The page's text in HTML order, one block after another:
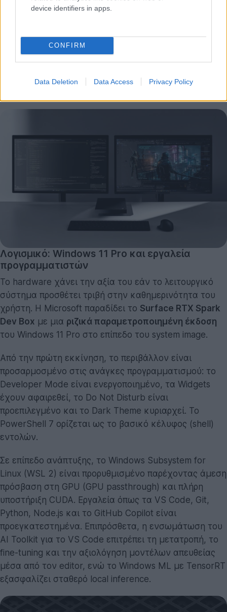
device identifiers in apps.
CONFIRM
Data Deletion Data Access Privacy Policy
ολοκλήρου ως σύστημα ψύξης. Η συγκεκριμένη
να διαχειριστεί απαιτητικό φόρτο εργασίας, όπως
μακροχρόνια training jobs, μεγάλες διαδικασίες
παρατηρείται thermal throttling που μειώνει
Λογισμικό: Windows 11 Pro και εργαλεία
προγραμματιστών
Το hardware χάνει την αξία του εάν το λειτουργικό
σύστημα προσθέτει τριβή στην καθημερινότητα του
χρήστη. Η Microsoft παραδίδει το Surface RTX Spark
Dev Box με μια ριζικά παραμετροποιημένη έκδοση
του Windows 11 Pro στο επίπεδο του system image.
Από την πρώτη εκκίνηση, το περιβάλλον είναι
προσαρμοσμένο στις ανάγκες προγραμματισμού: το
Developer Mode είναι ενεργοποιημένο, τα Widgets
έχουν αφαιρεθεί, το Do Not Disturb είναι
προεπιλεγμένο και το Dark Theme κυριαρχεί. Το
PowerShell 7 ορίζεται ως το βασικό κέλυφος (shell)
εντολών.
Σε επίπεδο ανάπτυξης, το Windows Subsystem for
Linux (WSL 2) είναι προρυθμισμένο παρέχοντας άμεση
πρόσβαση στη GPU (GPU passthrough) και πλήρη
υποστήριξη CUDA. Εργαλεία όπως τα VS Code, Git,
Python, Node.js και το GitHub Copilot είναι
προεγκατεστημένα. Επιπρόσθετα, η ενσωμάτωση του
AI Toolkit για το VS Code επιτρέπει τη μετατροπή, το
fine-tuning και την αξιολόγηση μοντέλων απευθείας
μέσα από τον editor, ενώ το Windows ML με TensorRT
εξασφαλίζει σταθερό local inference.